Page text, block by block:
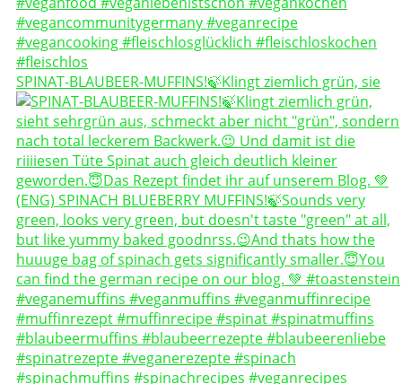
SPINAT-BLAUBEER-MUFFINS!🍃Klingt ziemlich grün, sie